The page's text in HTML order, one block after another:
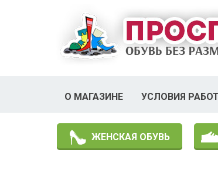
О МАГАЗИНЕ УСЛОВИЯ
ЖЕНСКАЯ ОБУВЬ